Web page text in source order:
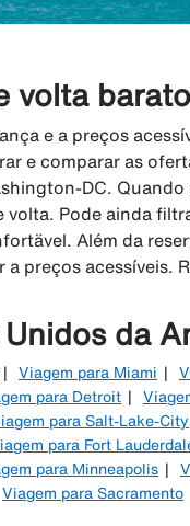
volta
e a preços
e comparar as
DC.
volta. Pode ainda
Além da
a preços acessíveis.
da
Viagem para Miami
para Detroit
para Salt-Lake-City
para Fort
para Minneapolis
Viagem para Sacramento